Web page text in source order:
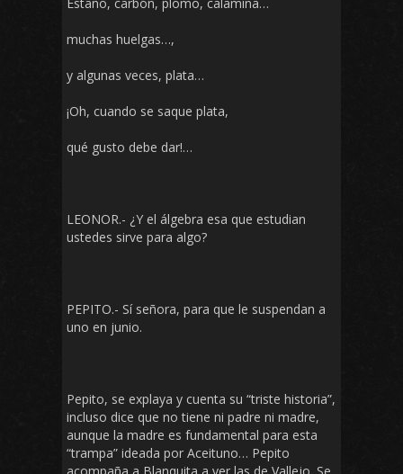
muchas huelgas…,
y algunas veces, plata…
¡Oh, cuando se saque plata,
qué gusto debe dar!…
LEONOR.- ¿Y el álgebra esa que estudian
ustedes sirve para algo?
PEPITO.- Sí señora, para que le suspendan a
uno en junio.
Pepito, se explaya y cuenta su “triste historia”,
incluso dice que no tiene ni padre ni madre,
aunque la madre es fundamental para esta
“trampa” ideada por Aceituno… Pepito